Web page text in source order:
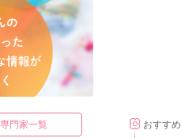
門家一覧 おすすめ